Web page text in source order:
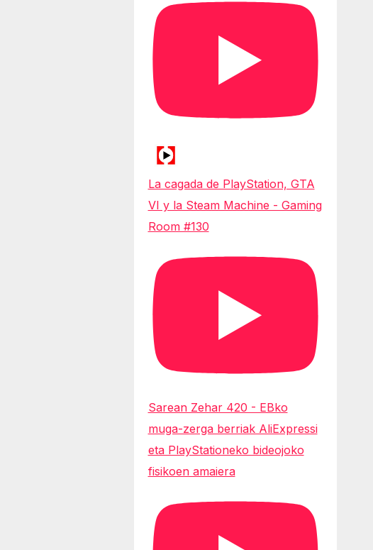
La cagada de PlayStation, GTA
VI y la Steam Machine - Gaming
Room #130
Sarean Zehar 420 - EBko
muga-zerga berriak AliExpressi
eta PlayStationeko bideojoko
fisikoen amaiera